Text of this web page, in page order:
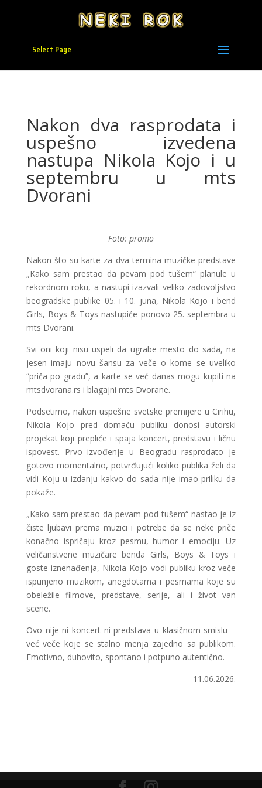
Select Page
Nakon dva rasprodata i
uspešno izvedena
nastupa Nikola Kojo i u
septembru u mts
Dvorani
Foto: promo
Nakon što su karte za dva termina muzičke predstave
„Kako sam prestao da pevam pod tušem“ planule u
rekordnom roku, a nastupi izazvali veliko zadovoljstvo
beogradske publike 05. i 10. juna, Nikola Kojo i bend
Girls, Boys & Toys nastupiće ponovo 25. septembra u
mts Dvorani.
Svi oni koji nisu uspeli da ugrabe mesto do sada, na
jesen imaju novu šansu za veče o kome se uveliko
“priča po gradu”, a karte se već danas mogu kupiti na
mtsdvorana.rs i blagajni mts Dvorane.
Podsetimo, nakon uspešne svetske premijere u Cirihu,
Nikola Kojo pred domaću publiku donosi autorski
projekat koji prepliće i spaja koncert, predstavu i ličnu
ispovest. Prvo izvođenje u Beogradu rasprodato je
gotovo momentalno, potvrđujući koliko publika želi da
vidi Koju u izdanju kakvo do sada nije imao priliku da
pokaže.
„Kako sam prestao da pevam pod tušem“ nastao je iz
čiste ljubavi prema muzici i potrebe da se neke priče
konačno ispričaju kroz pesmu, humor i emociju. Uz
veličanstvene muzičare benda Girls, Boys & Toys i
goste iznenađenja, Nikola Kojo vodi publiku kroz veče
ispunjeno muzikom, anegdotama i pesmama koje su
obeležile filmove, predstave, serije, ali i život van
scene.
Ovo nije ni koncert ni predstava u klasičnom smislu –
već veče koje se stalno menja zajedno sa publikom.
Emotivno, duhovito, spontano i potpuno autentično.
11.06.2026.